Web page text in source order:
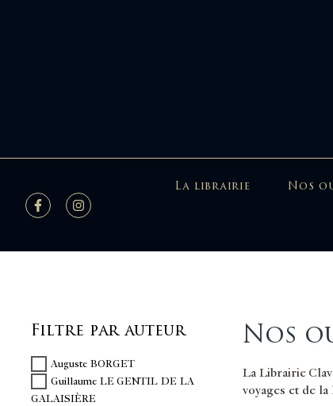
La librairie Nos
Filtre par auteur
Auguste BORGET
Guillaume LE GENTIL DE LA
GALAISIÈRE
Nos
La Librairie
voyages et de